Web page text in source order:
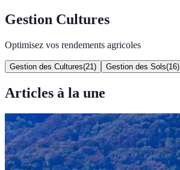
Gestion Cultures
Optimisez vos rendements agricoles
Gestion des Cultures(21 ) Gestion des Sols(16)
Articles à la une